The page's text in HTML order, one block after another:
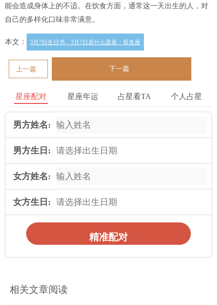
能会造成身体上的不适。在饮食方面，通常这一天出生的人，对
自己的多样化口味非常满意。
本文： 3月7日生日书，3月7日是什么星座：双鱼座
上一篇 下一篇
星座配对 星座年运 占星看TA 个人占星
男方姓名:
男方生日:
女方姓名:
女方生日:
精准配对
相关文章阅读